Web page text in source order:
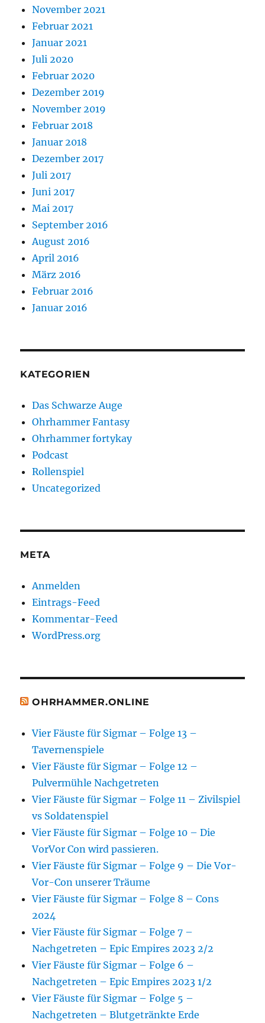
November 2021
Februar 2021
Januar 2021
Juli 2020
Februar 2020
Dezember 2019
November 2019
Februar 2018
Januar 2018
Dezember 2017
Juli 2017
Juni 2017
Mai 2017
September 2016
August 2016
April 2016
März 2016
Februar 2016
Januar 2016
KATEGORIEN
Das Schwarze Auge
Ohrhammer Fantasy
Ohrhammer fortykay
Podcast
Rollenspiel
Uncategorized
META
Anmelden
Eintrags-Feed
Kommentar-Feed
WordPress.org
OHRHAMMER.ONLINE
Vier Fäuste für Sigmar – Folge 13 –
Tavernenspiele
Vier Fäuste für Sigmar – Folge 12 –
Pulvermühle Nachgetreten
Vier Fäuste für Sigmar – Folge 11 – Zivilspiel
vs Soldatenspiel
Vier Fäuste für Sigmar – Folge 10 – Die
VorVor Con wird passieren.
Vier Fäuste für Sigmar – Folge 9 – Die Vor-
Vor-Con unserer Träume
Vier Fäuste für Sigmar – Folge 8 – Cons
2024
Vier Fäuste für Sigmar – Folge 7 –
Nachgetreten – Epic Empires 2023 2/2
Vier Fäuste für Sigmar – Folge 6 –
Nachgetreten – Epic Empires 2023 1/2
Vier Fäuste für Sigmar – Folge 5 –
Nachgetreten – Blutgetränkte Erde